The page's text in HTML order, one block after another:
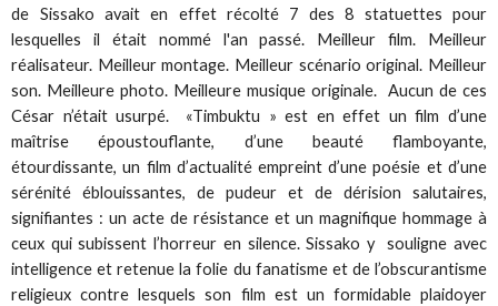
de Sissako avait en effet récolté 7 des 8 statuettes pour
lesquelles il était nommé l'an passé. Meilleur film. Meilleur
réalisateur. Meilleur montage. Meilleur scénario original. Meilleur
son. Meilleure photo. Meilleure musique originale. Aucun de ces
César n’était usurpé. «Timbuktu » est en effet un film d’une
maîtrise époustouflante, d’une beauté flamboyante,
étourdissante, un film d’actualité empreint d’une poésie et d’une
sérénité éblouissantes, de pudeur et de dérision salutaires,
signifiantes : un acte de résistance et un magnifique hommage à
ceux qui subissent l’horreur en silence. Sissako y souligne avec
intelligence et retenue la folie du fanatisme et de l’obscurantisme
religieux contre lesquels son film est un formidable plaidoyer